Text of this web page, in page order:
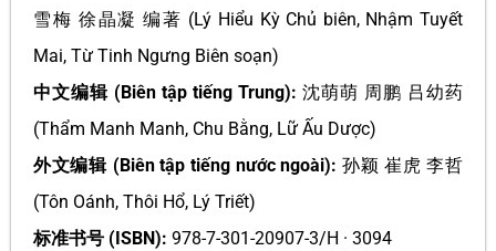
雪梅 徐晶凝 编著 (Lý Hiểu Kỳ Chủ biên, Nhậm Tuyết
Mai, Từ Tinh Ngưng Biên soạn)
中文编辑 (Biên tập tiếng Trung): 沈萌萌 周鹏 吕幼药
(Thẩm Manh Manh, Chu Bằng, Lữ Ấu Dược)
外文编辑 (Biên tập tiếng nước ngoài): 孙颖 崔虎 李哲
(Tôn Oánh, Thôi Hổ, Lý Triết)
标准书号 (ISBN): 978-7-301-20907-3/H · 3094